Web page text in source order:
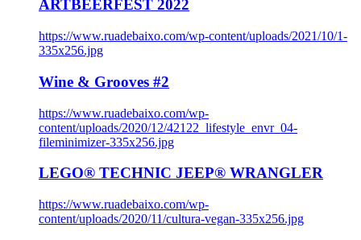
ARTBEERFEST 2022
https://www.ruadebaixo.com/wp-content/uploads/2021/10/1-
335x256.jpg
Wine & Grooves #2
https://www.ruadebaixo.com/wp-
content/uploads/2020/12/42122_lifestyle_envr_04-
fileminimizer-335x256.jpg
LEGO® TECHNIC JEEP® WRANGLER
https://www.ruadebaixo.com/wp-
content/uploads/2020/11/cultura-vegan-335x256.jpg